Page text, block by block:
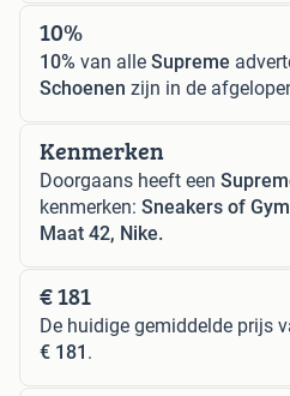
10%
10% van alle Supreme
Schoenen zijn in de
Kenmerken
Doorgaans heeft een
kenmerken: Sneakers of
Maat 42, Nike.
€ 181
De huidige gemiddelde prijs
€ 181 .